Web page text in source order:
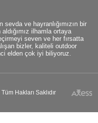
ve hayranlığımızın bir
ilhamla ortaya
seven ve her fırsatta
bizler, kaliteli outdoor
elden çok iyi biliyoruz.
Hakları Saklıdır